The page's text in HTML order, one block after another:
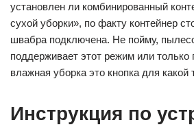
установлен ли комбинированный
сухой уборки», по факту контейнер
швабра подключена. Не пойму,
поддерживает этот режим или только
влажная уборка это кнопка для какой
Инструкция по